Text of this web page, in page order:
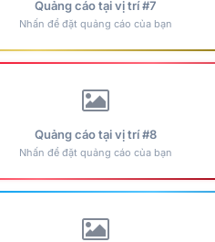
Quảng cáo tại vị trí #7
Nhấn để đặt quảng cáo của bạn
Quảng cáo tại vị trí #8
Nhấn để đặt quảng cáo của bạn